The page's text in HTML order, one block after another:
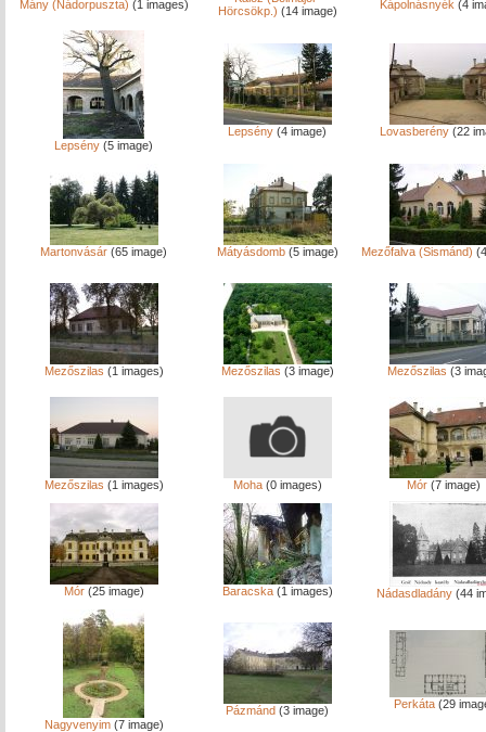
Mány (Nádorpuszta) (1 images)
Hörcsökp.) (14 image) Kápolnásnyék (4
Lepsény (5 image)
Lepsény (4 image) Lovasberény(22
Martonvásár (65 image) Mátyásdomb(5 image) Mezőfalva (Sismánd)
Mezőszilas (1 images) Mezőszilas (3 image) Mezőszilas (3
Mezőszilas (1 images) Moha(0 images) Mór (7 image)
Mór(25 image) Baracska(1 images) Nádasdladány(44
Nagyvenyim(7 image)
Pázmánd (3 image) Perkáta(29